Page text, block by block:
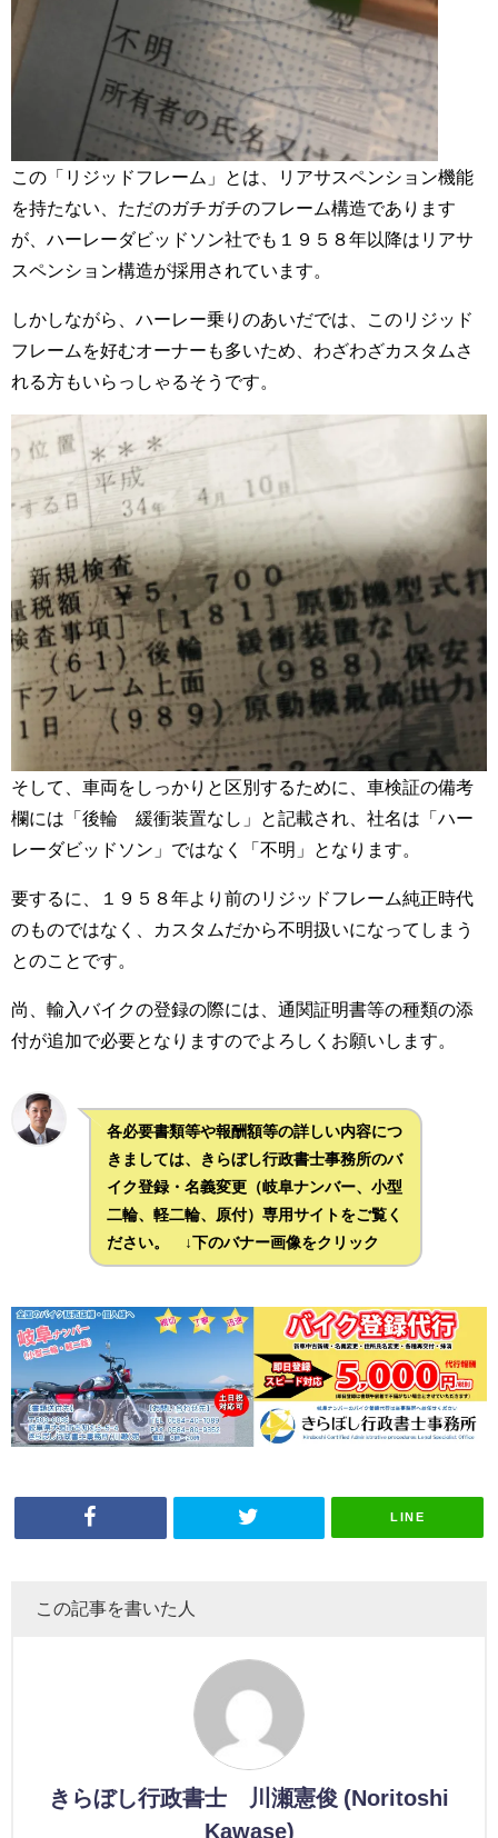
この「リジッドフレーム」とは、リアサスペンション機能
を持たない、ただのガチガチのフレーム構造であります
が、ハーレーダビッドソン社でも１９５８年以降はリアサ
スペンション構造が採用されています。
しかしながら、ハーレー乗りのあいだでは、このリジッド
フレームを好むオーナーも多いため、わざわざカスタムさ
れる方もいらっしゃるそうです。
そして、車両をしっかりと区別するために、車検証の備考
欄には「後輪 緩衝装置なし」と記載され、社名は「ハー
レーダビッドソン」ではなく「不明」となります。
要するに、１９５８年より前のリジッドフレーム純正時代
のものではなく、カスタムだから不明扱いになってしまう
とのことです。
尚、輸入バイクの登録の際には、通関証明書等の種類の添
付が追加で必要となりますのでよろしくお願いします。
各必要書類等や報酬額等の詳しい内容につ
きましては、きらぼし行政書士事務所のバ
イク登録・名義変更（岐阜ナンバー、小型
二輪、軽二輪、原付）専用サイトをご覧く
ださい。 ↓下のバナー画像をクリック
LINE
この記事を書いた人
きらぼし行政書士 川瀬憲俊 (Noritoshi
Kawase)